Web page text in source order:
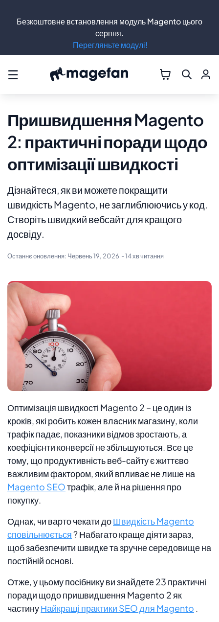
☰
Пришвидшення Magento
2: практичні поради щодо
оптимізації швидкості
Дізнайтеся, як ви можете покращити
швидкість Magento, не заглиблюючись у код.
Створіть швидкий вебсайт для кращого
досвіду.
Останнє оновлення: Червень 19, 2026 - 14 хв читання
Оптимізація швидкості Magento 2 – це один із
кроків, які робить кожен власник магазину, коли
трафік падає, показники відмов зростають, а
коефіцієнти конверсії не збільшуються. Все це
тому, що продуктивність веб-сайту є життєво
важливим фактором, який впливає не лише на
Magento SEOтрафік, але й на рішення про
покупку.
Однак, чи варто чекати доШвидкість Magento
сповільнюється? Набагато краще діяти зараз,
щоб забезпечити швидке та зручне середовище на
постійній основі.
Отже, у цьому посібнику ви знайдете 23 практичні
поради щодо пришвидшення Magento 2 як
частинуНайкращі практики SEO для Magento .
Безкоштовне встановлення модуль Magento цього
серпня.
Перегляньте модулі!